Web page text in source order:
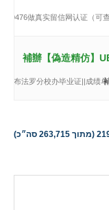
做真实留信网认证（
補辦【偽造精仿】
布法罗分校办毕业证||成绩